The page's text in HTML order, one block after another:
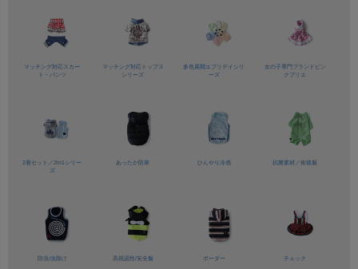
マッチング対応スカー
ト・パンツ
マッチング対応トップス
シリーズ
多色展開 エブリデイシリ
ーズ
女の子専門ブランド ピン
クプリエ
2着セット／2in1シリー
ズ
あったか防寒 ひんやり冷感 抗菌素材／ 術後服
防虫/虫除け 高視認性/安全服 ボーダー チェック